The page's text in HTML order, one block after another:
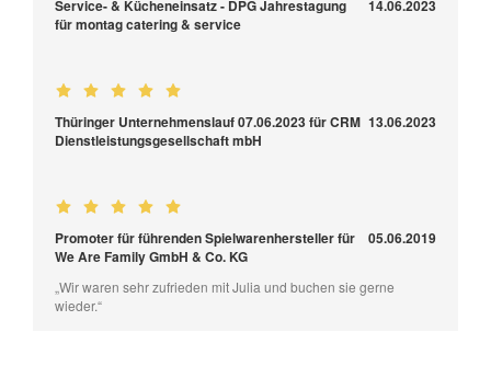
Service- & Kücheneinsatz - DPG Jahrestagung
für montag catering & service
14.06.2023
Thüringer Unternehmenslauf 07.06.2023 für CRM
Dienstleistungsgesellschaft mbH
13.06.2023
Promoter für führenden Spielwarenhersteller für
We Are Family GmbH & Co. KG
05.06.2019
„Wir waren sehr zufrieden mit Julia und buchen sie gerne
wieder.“